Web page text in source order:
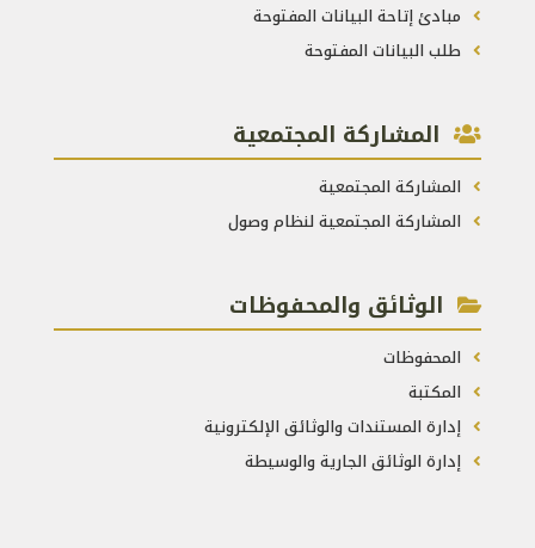
مبادئ إتاحة البيانات المفتوحة
طلب البيانات المفتوحة
المشاركة المجتمعية
المشاركة المجتمعية
المشاركة المجتمعية لنظام وصول
الوثائق والمحفوظات
المحفوظات
المكتبة
إدارة المستندات والوثائق الإلكترونية
إدارة الوثائق الجارية والوسيطة